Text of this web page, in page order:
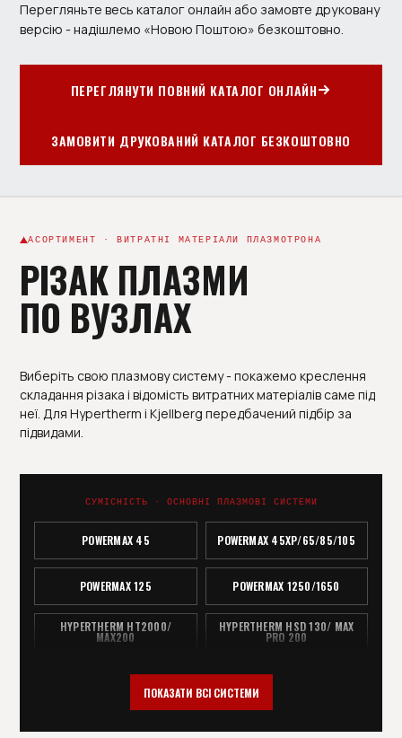
Перегляньте весь каталог онлайн або замовте друковану
версію - надішлемо «Новою Поштою» безкоштовно.
ПЕРЕГЛЯНУТИ ПОВНИЙ КАТАЛОГ ОНЛАЙН
ЗАМОВИТИ ДРУКОВАНИЙ КАТАЛОГ БЕЗКОШТОВНО
АСОРТИМЕНТ · ВИТРАТНІ МАТЕРІАЛИ ПЛАЗМОТРОНА
РІЗАК ПЛАЗМИ
ПО ВУЗЛАХ
Виберіть свою плазмову систему - покажемо креслення
складання різака і відомість витратних матеріалів саме під
неї. Для Hypertherm і Kjellberg передбачений підбір за
підвидами.
СУМІСНІСТЬ · ОСНОВНІ ПЛАЗМОВІ СИСТЕМИ
POWERMAX 45 POWERMAX 45ХР/65/85/105
POWERMAX 125 POWERMAX 1250/1650
HYPERTHERM HT2000/
MAX200
HYPERTHERM HSD 130/ MAX
PRO 200
HYPERTHERM HPR HYPERTHERM XPR
M62/102
ПОКАЗАТИ ВСІ СИСТЕМИ